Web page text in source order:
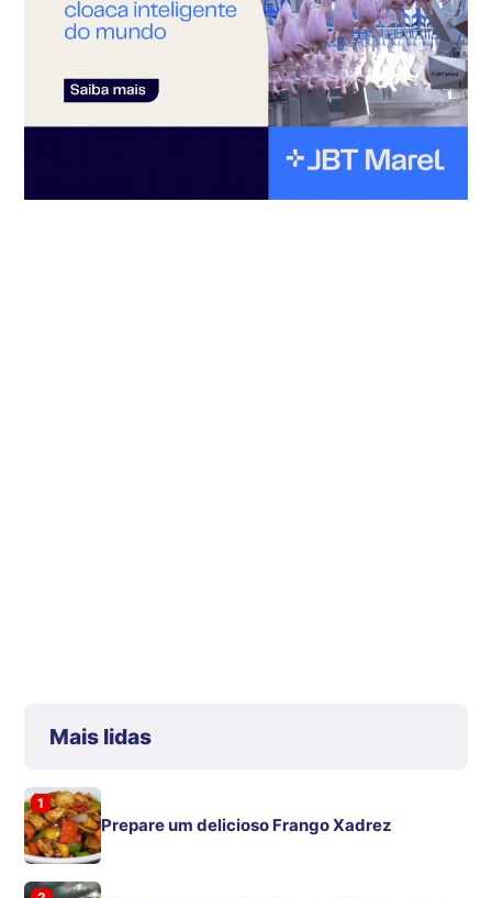
Mais lidas
1
Prepare um delicioso Frango Xadrez